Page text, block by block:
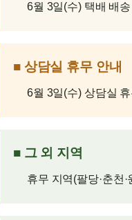
6월 3일(수) 택배 배
■ 상담실 휴무 안내
6월 3일(수) 상담실
■ 그 외 지역
휴무 지역(팔당·춘천